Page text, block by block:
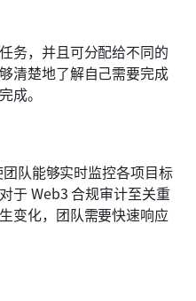
务，并且可分配给不同的
清楚地了解自己需要完成
成。
队能够实时监控各项目标
于 Web3 合规审计至关重
变化，团队需要快速响应